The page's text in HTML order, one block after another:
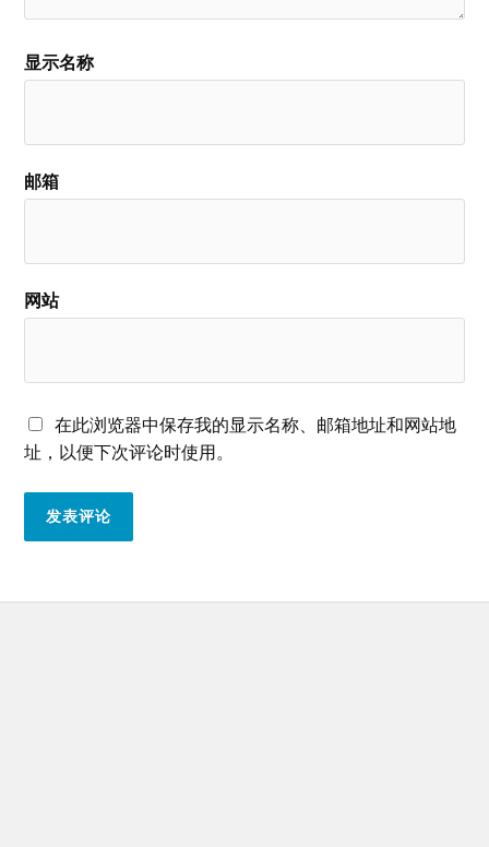
显示名称
邮箱
网站
在此浏览器中保存我的显示名称、邮箱地址和网站地
址，以便下次评论时使用。